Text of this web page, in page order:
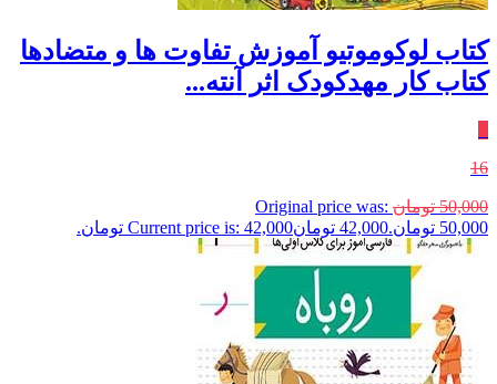
کتاب لوکوموتیو آموزش تفاوت ها و متضادها
کتاب کار مهدکودک اثر آنته...
16
50,000 تومان Original price was:
50,000 تومان.
42,000 تومانCurrent price is: 42,000 تومان.